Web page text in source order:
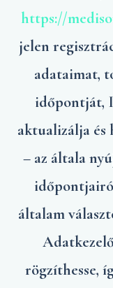
https://
jelen
adataimat,
időpontját,
aktualizálja és
– az általa
általam
rögzíthesse,